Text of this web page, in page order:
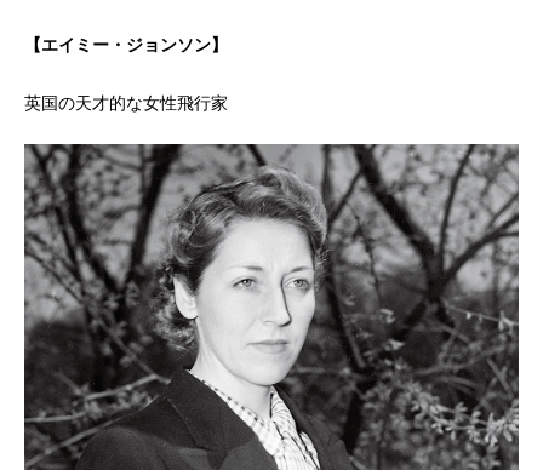
【エイミー・ジョンソン】
英国の天才的な女性飛行家